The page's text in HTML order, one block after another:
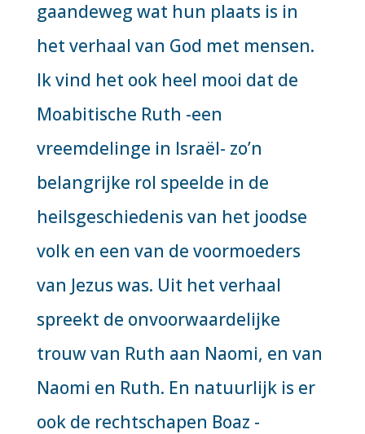
gaandeweg wat hun plaats is in
het verhaal van God met mensen.
Ik vind het ook heel mooi dat de
Moabitische Ruth -een
vreemdelinge in Israël- zo’n
belangrijke rol speelde in de
heilsgeschiedenis van het joodse
volk en een van de voormoeders
van Jezus was. Uit het verhaal
spreekt de onvoorwaardelijke
trouw van Ruth aan Naomi, en van
Naomi en Ruth. En natuurlijk is er
ook de rechtschapen Boaz -